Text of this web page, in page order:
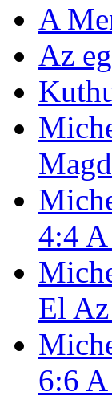
A
Az
4:4 A
El
6:6